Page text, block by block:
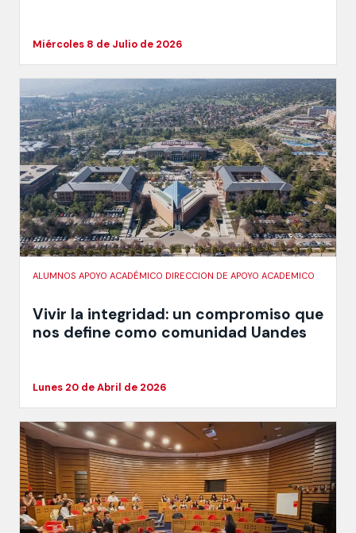
Miércoles 8 de Julio de 2026
ALUMNOS APOYO ACADÉMICO DIRECCION DE APOYO ACADEMICO
Vivir la integridad: un compromiso que
nos define como comunidad Uandes
Lunes 20 de Abril de 2026